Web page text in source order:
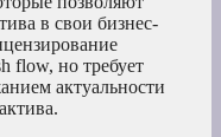
в свои бизнес-
flow, но требует
актуальности